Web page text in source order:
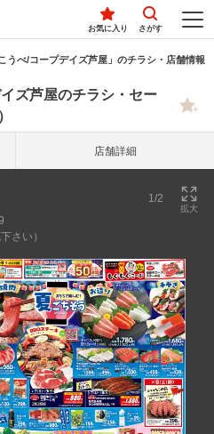
お気に入り さがす
うべ/コープデイズ芦屋」のチラシ・店舗情報
ズ芦屋のチラシ・セー
店舗詳細
1/2
拡大
さい）